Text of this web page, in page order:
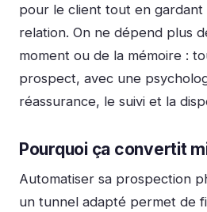
pour le client tout en
relation. On ne dépend plus
moment ou de la mémoire :
prospect, avec une
réassurance, le suivi et la
Pourquoi ça convertit
Automatiser sa prospection
un tunnel adapté permet de